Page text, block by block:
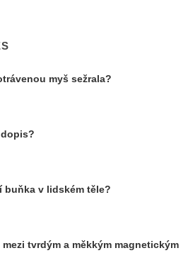
myš sežrala?
buňka v lidském těle?
tvrdým a měkkým magnetickým